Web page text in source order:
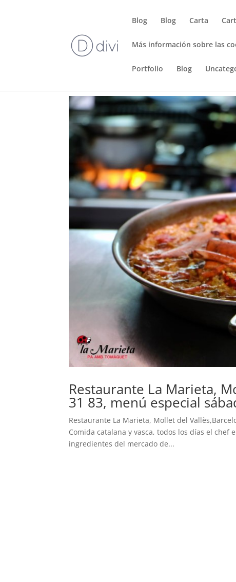
Blog Blog Carta
Más información sobre las
Portfolio Blog
Restaurante La Marieta,
31 83, menú especial
Restaurante La Marieta, Mollet del
Comida catalana y vasca, todos los días el
ingredientes del mercado de...